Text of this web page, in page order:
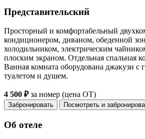
Представительский
Просторный и комфортабельный
кондиционером, диваном, обеденной
холодильником, электрическим
плоским экраном. Отдельная спальная
Ванная комната оборудована джакузи с
туалетом и душем.
4 500 ₽за номер (цена ОТ)
Забронировать Посмотреть и
Об отеле